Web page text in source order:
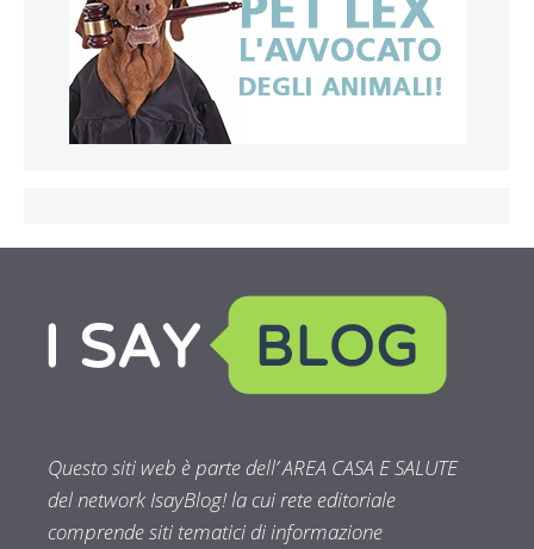
Questo siti web è parte dell’ AREA CASA E SALUTE
del network IsayBlog! la cui rete editoriale
comprende siti tematici di informazione